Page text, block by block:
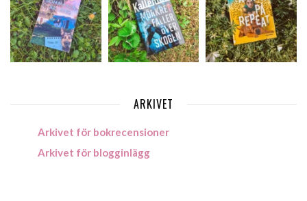
ARKIVET
Arkivet för bokrecensioner
Arkivet för blogginlägg